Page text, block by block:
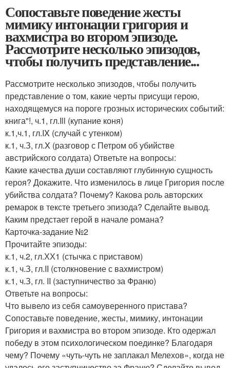
Сопоставьте поведение жесты
мимику интонации григория и
вахмистра во втором эпизоде.
Рассмотрите несколько эпизодов,
чтобы получить представление...
Рассмотрите несколько эпизодов, чтобы получить
представление о том, какие черты присущи герою,
находящемуся на пороге грозных исторических событий:
книга"!, ч.1, гл.Ill (купание коня)
к.1,ч.1, гл.IX (случай с утенком)
к.1, ч.З, гл.X (разговор с Петром об убийстве
австрийского солдата) Ответьте на вопросы:
Какие качества души составляют глубинную сущность
героя? Докажите. Что изменилось в лице Григория после
убийства солдата? Почему? Какова роль авторских
ремарок в тексте третьего эпизода? Сделайте вывод.
Каким предстает герой в начале романа?
Карточка-задание №2
Прочитайте эпизоды:
к.1, ч.2, гл.ХХ1 (стычка с приставом)
к.1, ч.З, гл.II (столкновение с вахмистром)
к.1, ч.З, гл. II (заступничество за Франю)
Ответьте на вопросы:
Что вывело из себя самоуверенного пристава?
Сопоставьте поведение, жесты, мимику, интонации
Григория и вахмистра во втором эпизоде. Кто одержал
победу в этом психологическом поединке? Благодаря
чему? Почему «чуть-чуть не заплакал Мелехов», когда не